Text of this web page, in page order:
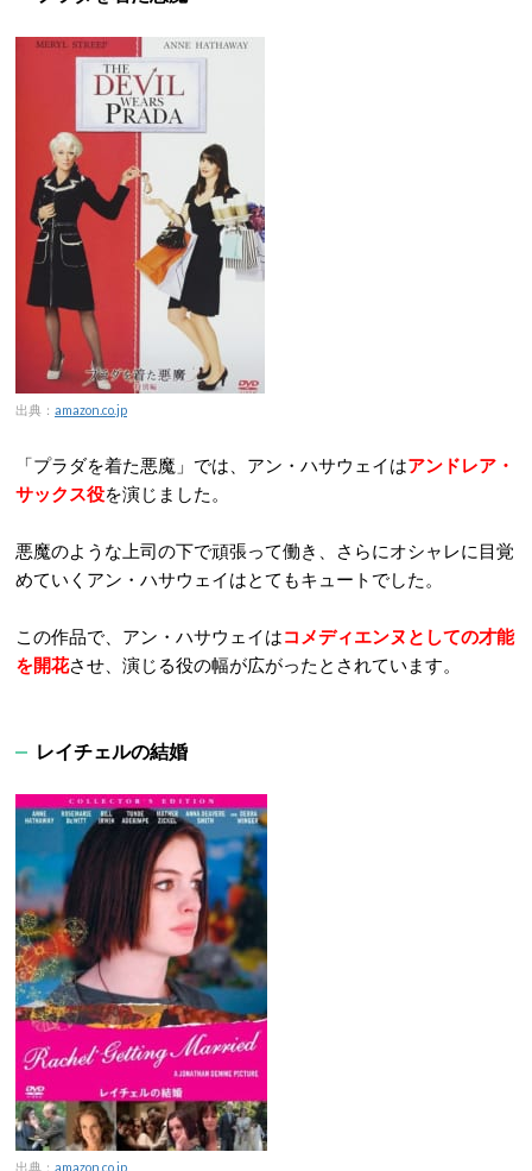
出典： amazon.co.jp
「プラダを着た悪魔」では、アン・ハサウェイはアンドレア・
サックス役を演じました。
悪魔のような上司の下で頑張って働き、さらにオシャレに目覚
めていくアン・ハサウェイはとてもキュートでした。
この作品で、アン・ハサウェイはコメディエンヌとしての才能
を開花させ、演じる役の幅が広がったとされています。
レイチェルの結婚
出典： amazon.co.jp